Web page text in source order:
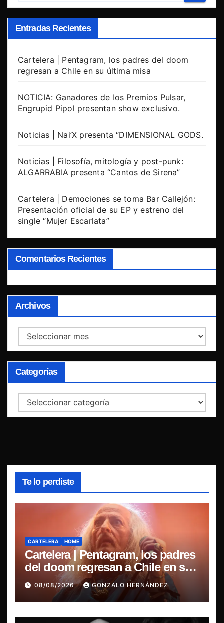
Entradas Recientes
Cartelera | Pentagram, los padres del doom
regresan a Chile en su última misa
NOTICIA: Ganadores de los Premios Pulsar,
Engrupid Pipol presentan show exclusivo.
Noticias | Nai’X presenta “DIMENSIONAL GODS.
Noticias | Filosofía, mitología y post-punk:
ALGARRABIA presenta “Cantos de Sirena”
Cartelera | Demociones se toma Bar Callejón:
Presentación oficial de su EP y estreno del
single “Mujer Escarlata”
Comentarios Recientes
Archivos
Archivos
Categorías
Categorías
Te lo perdiste
CARTELERA HOME
Cartelera | Pentagram, los padres
del doom regresan a Chile en su
última misa
08/08/2026 GONZALO HERNÁNDEZ